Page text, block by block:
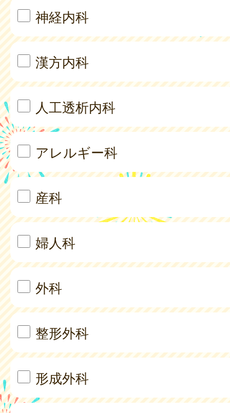
神経内科
漢方内科
人工透析内科
アレルギー科
産科
婦人科
外科
整形外科
形成外科